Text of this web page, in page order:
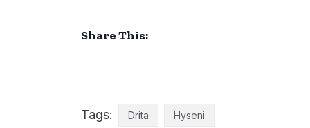
Share This:
Tags: Drita Hyseni